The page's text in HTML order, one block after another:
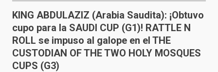
KING ABDULAZIZ (Arabia Saudita): ¡Obtuvo
cupo para la SAUDI CUP (G1)! RATTLE N
ROLL se impuso al galope en el THE
CUSTODIAN OF THE TWO HOLY MOSQUES
CUPS (G3)